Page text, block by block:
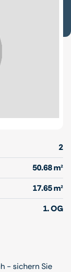
2
50.68 m²
17.65 m²
1. OG
- sichern Sie